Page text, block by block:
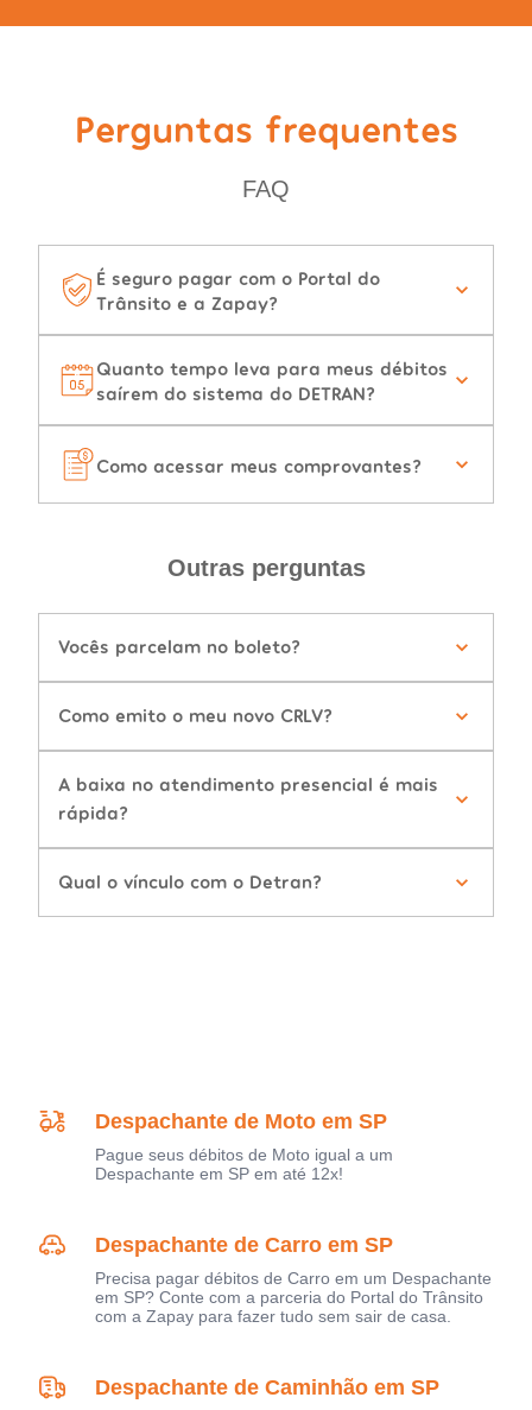
Perguntas frequentes
FAQ
É seguro pagar com o Portal do
Trânsito e a Zapay?
Quanto tempo leva para meus débitos
saírem do sistema do DETRAN?
Como acessar meus comprovantes?
Outras perguntas
Vocês parcelam no boleto?
Como emito o meu novo CRLV?
A baixa no atendimento presencial é mais
rápida?
Qual o vínculo com o Detran?
Despachante de Moto em SP
Pague seus débitos de Moto igual a um
Despachante em SP em até 12x!
Despachante de Carro em SP
Precisa pagar débitos de Carro em um Despachante
em SP? Conte com a parceria do Portal do Trânsito
com a Zapay para fazer tudo sem sair de casa.
Despachante de Caminhão em SP